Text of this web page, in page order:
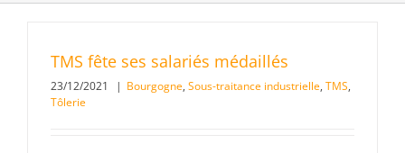
TMS fête ses salariés médaillés
23/12/2021 | Bourgogne, Sous-traitance industrielle, TMS,
Tôlerie